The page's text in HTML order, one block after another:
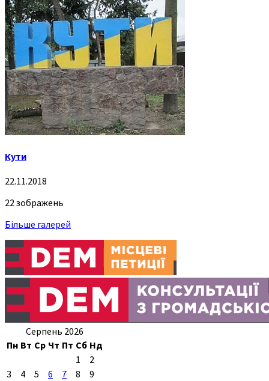
Кути
22.11.2018
22 зображень
Більше галерей
Серпень 2026
Пн Вт Ср Чт Пт Сб Нд
1
2
3
4 5 6 7 8
9